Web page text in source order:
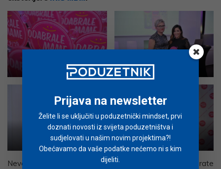
Priznanje Lana Klingor Mihić
Nevena Rendeli Ljupka Gojić Mikić
Nevena priznaje da sve ovo zvuči zabavno, ali da je ne prate
Prijava na newsletter
Želite li se uključiti u poduzetnički mindset, prvi
doznati novosti iz svijeta poduzetništva i
sudjelovati u našim novim projektima?!
Obećavamo da vaše podatke nećemo ni s kim
dijeliti.